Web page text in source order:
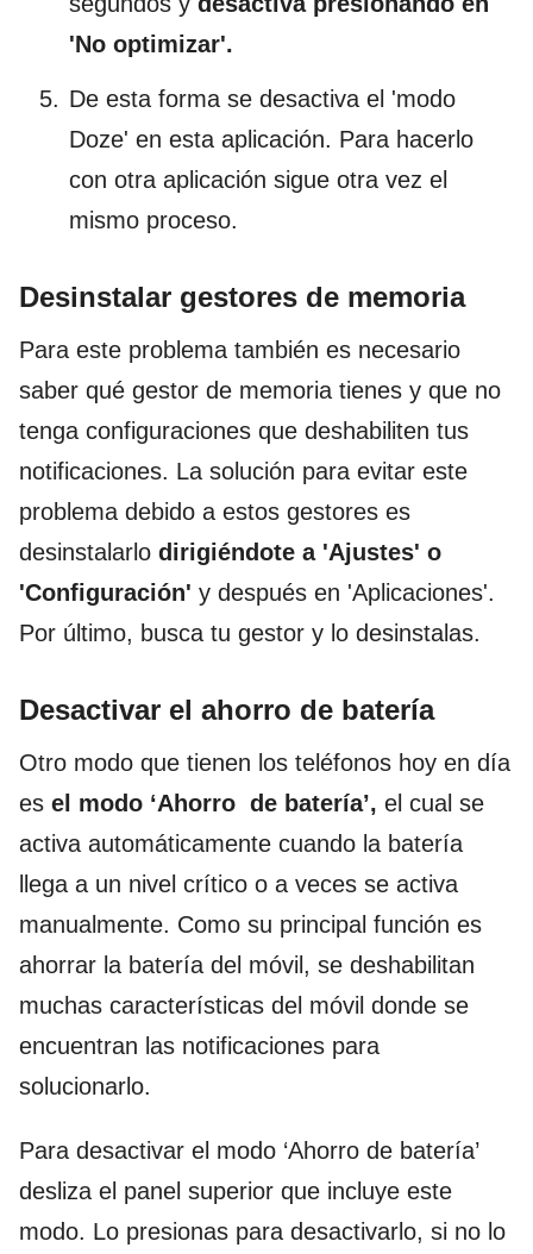
'No optimizar'.
De esta forma se desactiva el 'modo
Doze' en esta aplicación. Para hacerlo
con otra aplicación sigue otra vez el
mismo proceso.
Desinstalar gestores de memoria
Para este problema también es necesario
saber qué gestor de memoria tienes y que no
tenga configuraciones que deshabiliten tus
notificaciones. La solución para evitar este
problema debido a estos gestores es
desinstalarlo dirigiéndote a 'Ajustes' o
'Configuración' y después en 'Aplicaciones'.
Por último, busca tu gestor y lo desinstalas.
Desactivar el ahorro de batería
Otro modo que tienen los teléfonos hoy en día
es el modo ‘Ahorro de batería’, el cual se
activa automáticamente cuando la batería
llega a un nivel crítico o a veces se activa
manualmente. Como su principal función es
ahorrar la batería del móvil, se deshabilitan
muchas características del móvil donde se
encuentran las notificaciones para
solucionarlo.
Para desactivar el modo ‘Ahorro de batería’
desliza el panel superior que incluye este
modo. Lo presionas para desactivarlo, si no lo